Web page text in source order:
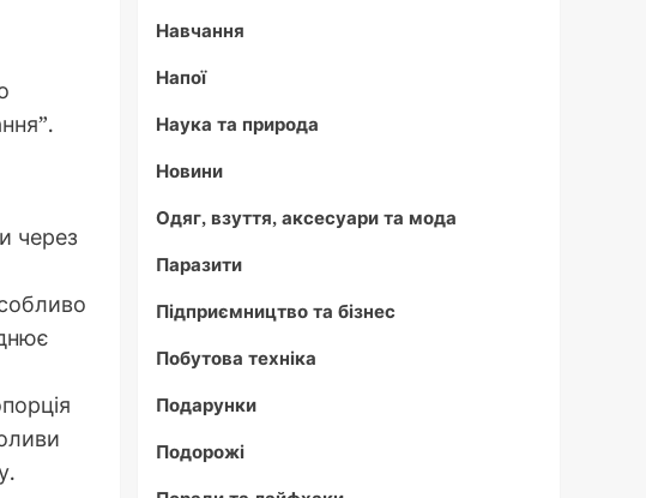
через
Навчання
Напої
Наука та природа
Новини
Одяг, взуття, аксесуари та мода
Паразити
Підприємництво та бізнес
Побутова техніка
Подарунки
Подорожі